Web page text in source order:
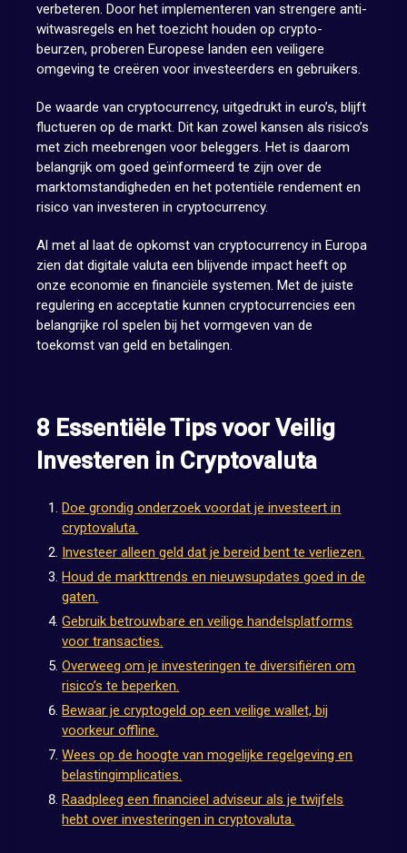
verbeteren. Door het implementeren van strengere anti-
witwasregels en het toezicht houden op crypto-
beurzen, proberen Europese landen een veiligere
omgeving te creëren voor investeerders en gebruikers.
De waarde van cryptocurrency, uitgedrukt in euro’s, blijft
fluctueren op de markt. Dit kan zowel kansen als risico’s
met zich meebrengen voor beleggers. Het is daarom
belangrijk om goed geïnformeerd te zijn over de
marktomstandigheden en het potentiële rendement en
risico van investeren in cryptocurrency.
Al met al laat de opkomst van cryptocurrency in Europa
zien dat digitale valuta een blijvende impact heeft op
onze economie en financiële systemen. Met de juiste
regulering en acceptatie kunnen cryptocurrencies een
belangrijke rol spelen bij het vormgeven van de
toekomst van geld en betalingen.
8 Essentiële Tips voor Veilig
Investeren in Cryptovaluta
Doe grondig onderzoek voordat je investeert in
cryptovaluta.
Investeer alleen geld dat je bereid bent te verliezen.
Houd de markttrends en nieuwsupdates goed in de
gaten.
Gebruik betrouwbare en veilige handelsplatforms
voor transacties.
Overweeg om je investeringen te diversifiëren om
risico’s te beperken.
Bewaar je cryptogeld op een veilige wallet, bij
voorkeur offline.
Wees op de hoogte van mogelijke regelgeving en
belastingimplicaties.
Raadpleeg een financieel adviseur als je twijfels
hebt over investeringen in cryptovaluta.